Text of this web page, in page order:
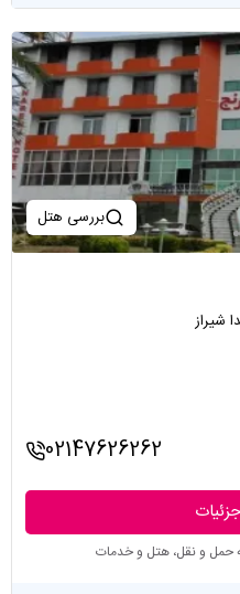
بررسی هتل
شیراز
02147626262
حمل و نقل، هتل و خدمات